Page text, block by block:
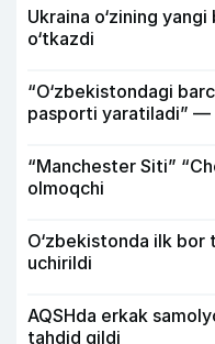
Ukraina o‘zining
o‘tkazdi
“O‘zbekistondagi
pasporti yaratiladi”
“Manchester Siti”
olmoqchi
O‘zbekistonda ilk
uchirildi
AQSHda erkak
tahdid qildi